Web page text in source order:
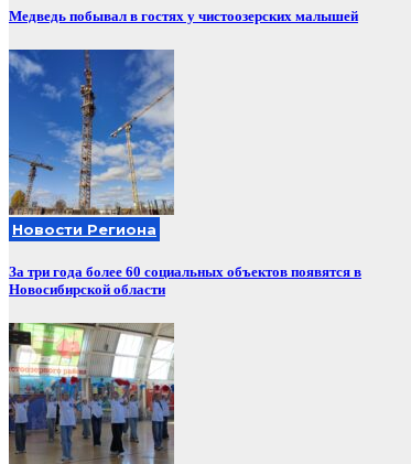
Медведь побывал в гостях у чистоозерских малышей
Новости Региона
За три года более 60 социальных объектов появятся в
Новосибирской области